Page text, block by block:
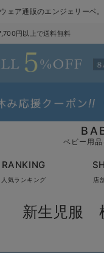
ェア通販のエンジェリーベ。
円以上で送料無料
ベビー用
RANKING
人気ランキング 店
新生児服